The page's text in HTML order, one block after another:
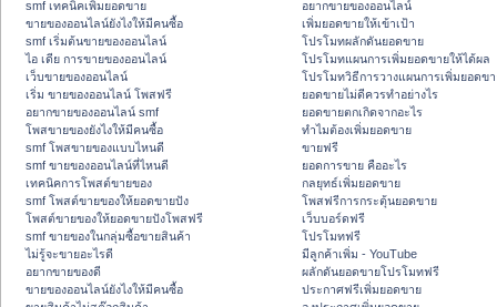
smf เทคนิคเพิ่มยอดขาย
ขายของออนไลน์ยังไงให้มีคนซื้อ
smf เริ่มต้นขายของออนไลน์
ไอ เดีย การขายของออนไลน์
เว็บขายของออนไลน์
เริ่ม ขายของออนไลน์ โพสฟรี
อยากขายของออนไลน์ smf
โพสขายของยังไงให้มีคนซื้อ
smf โพสขายของแบบไหนดี
smf ขายของออนไลน์ที่ไหนดี
เทคนิคการโพสต์ขายของ
smf โพสต์ขายของให้ยอดขายปัง
โพสต์ขายของให้ยอดขายปังโพสฟรี
smf ขายของในกลุ่มซื้อขายสินค้า
ไม่รู้จะขายอะไรดี
อยากขายของดี
ขายของออนไลน์ยังไงให้มีคนซื้อ
อยากขายของออนไลน์
เพิ่มยอดขายให้เข้าเป้า
โปรโมทผลักดันยอดขาย
โปรโมทแผนการเพิ่มยอดขายให้ได้ผล
โปรโมทวิธีการวางแผนการเพิ่มยอดข
ยอดขายไม่ดีควรทำอย่างไร
ยอดขายตกเกิดจากอะไร
ทำไมต้องเพิ่มยอดขาย
ขายฟรี
ยอดการขาย คืออะไร
กลยุทธ์เพิ่มยอดขาย
โพสฟรีการกระตุ้นยอดขาย
เว็บบอร์ดฟรี
โปรโมทฟรี
มีลูกค้าเพิ่ม - YouTube
ผลักดันยอดขายโปรโมทฟรี
ประกาศฟรีเพิ่มยอดขาย